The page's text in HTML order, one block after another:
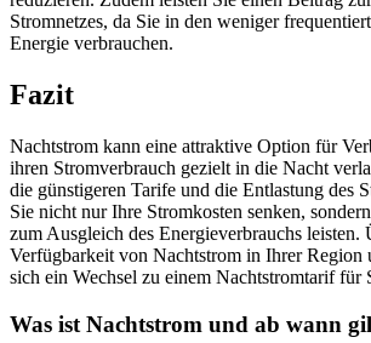
Stromnetzes, da Sie in den weniger
Energie verbrauchen.
Fazit
Nachtstrom kann eine attraktive Option für
ihren Stromverbrauch gezielt in die Nacht
die günstigeren Tarife und die Entlastung des
Sie nicht nur Ihre Stromkosten senken,
zum Ausgleich des Energieverbrauchs leisten.
Verfügbarkeit von Nachtstrom in Ihrer Region
sich ein Wechsel zu einem Nachtstromtarif für
Was ist Nachtstrom und ab wann